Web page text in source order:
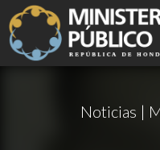
Noticias |